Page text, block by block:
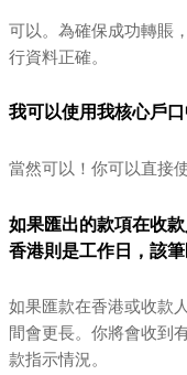
可以。為確保成功轉賬
行資料正確。
我可以使用我核心戶
當然可以！你可以直接
如果匯出的款項在收
香港則是工作日，該
如果匯款在香港或收款
間會更長。你將會收到
款指示情況。